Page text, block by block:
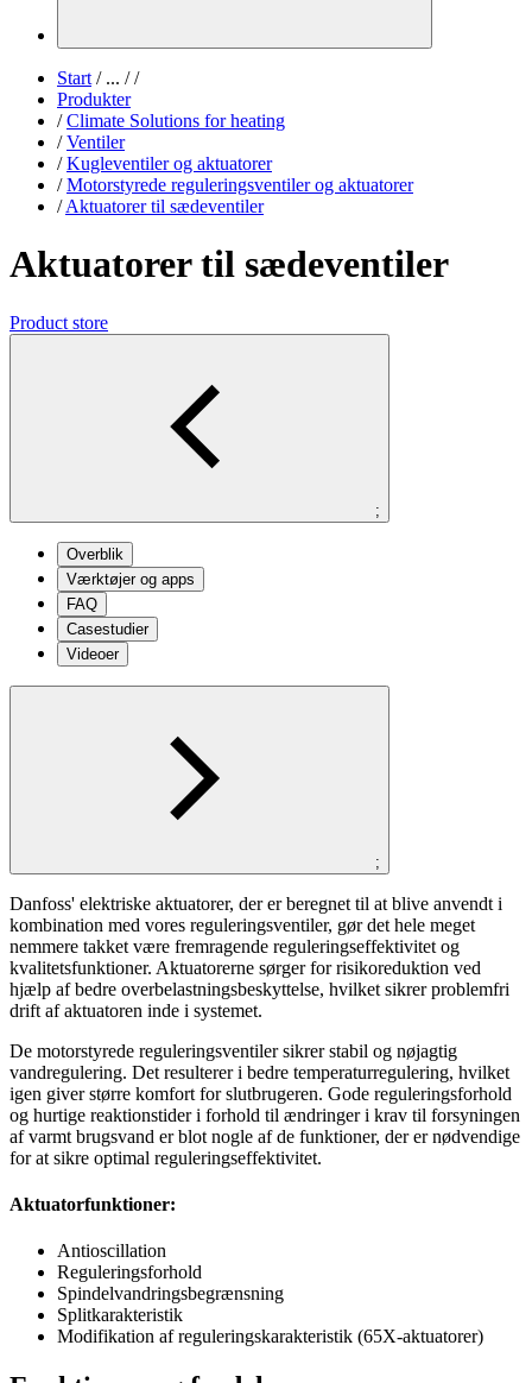
Start /... / /
Produkter
/ Climate Solutions for heating
/ Ventiler
/ Kugleventiler og aktuatorer
/ Motorstyrede reguleringsventiler og aktuatorer
/ Aktuatorer til sædeventiler
Aktuatorer til sædeventiler
Product store
;
Overblik
Værktøjer og apps
FAQ
Casestudier
Videoer
;
Danfoss' elektriske aktuatorer, der er beregnet til at blive anvendt i
kombination med vores reguleringsventiler, gør det hele meget
nemmere takket være fremragende reguleringseffektivitet og
kvalitetsfunktioner. Aktuatorerne sørger for risikoreduktion ved
hjælp af bedre overbelastningsbeskyttelse, hvilket sikrer problemfri
drift af aktuatoren inde i systemet.
De motorstyrede reguleringsventiler sikrer stabil og nøjagtig
vandregulering. Det resulterer i bedre temperaturregulering, hvilket
igen giver større komfort for slutbrugeren. Gode reguleringsforhold
og hurtige reaktionstider i forhold til ændringer i krav til forsyningen
af varmt brugsvand er blot nogle af de funktioner, der er nødvendige
for at sikre optimal reguleringseffektivitet.
Aktuatorfunktioner:
Antioscillation
Reguleringsforhold
Spindelvandringsbegrænsning
Splitkarakteristik
Modifikation af reguleringskarakteristik (65X-aktuatorer)